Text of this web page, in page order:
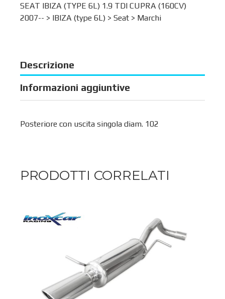
SEAT IBIZA (TYPE 6L) 1.9 TDI CUPRA (160CV)
2007-- > IBIZA (type 6L) > Seat > Marchi
Descrizione
Informazioni aggiuntive
Posteriore con uscita singola diam. 102
PRODOTTI CORRELATI